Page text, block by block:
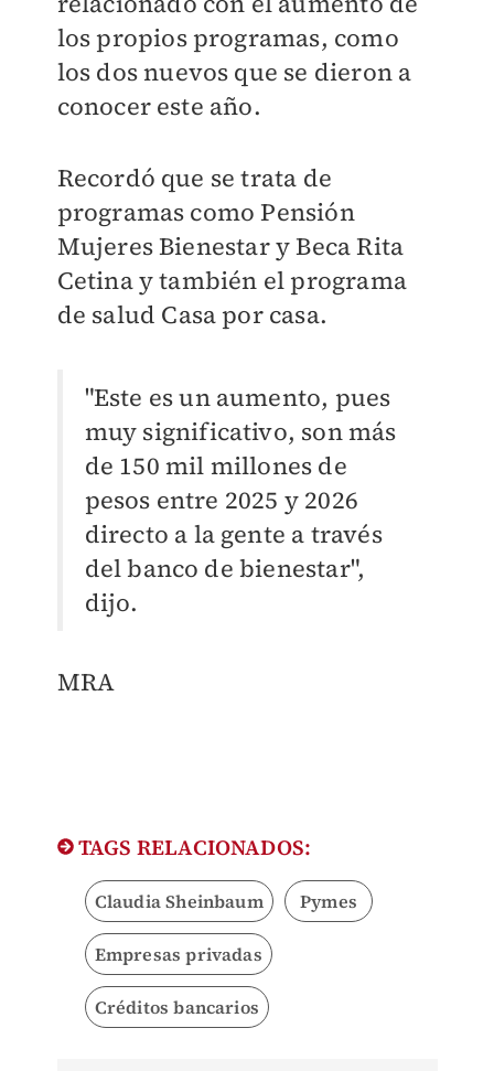
los propios programas, como
los dos nuevos que se dieron a
conocer este año.
Recordó que se trata de
programas como Pensión
Mujeres Bienestar y Beca Rita
Cetina y también el programa
de salud Casa por casa.
"Este es un aumento, pues
muy significativo, son más
de 150 mil millones de
pesos entre 2025 y 2026
directo a la gente a través
del banco de bienestar",
dijo.
MRA
TAGS RELACIONADOS:
Claudia Sheinbaum Pymes
Empresas privadas
Créditos bancarios